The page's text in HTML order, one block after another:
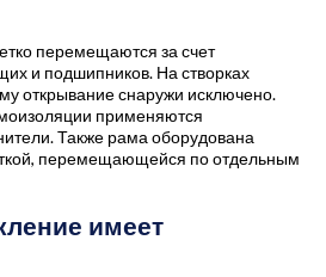
перемещаются за счет
и подшипников. На створках
открывание снаружи исключено.
применяются
Также рама оборудована
перемещающейся по отдельным
имеет